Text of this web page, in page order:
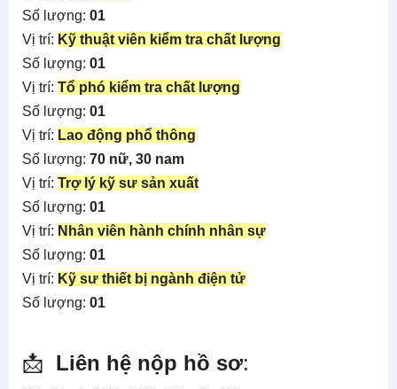
Số lượng: 01
Vị trí: Kỹ thuật viên kiểm tra chất lượng
Số lượng: 01
Vị trí: Tổ phó kiểm tra chất lượng
Số lượng: 01
Vị trí: Lao động phổ thông
Số lượng: 70 nữ, 30 nam
Vị trí: Trợ lý kỹ sư sản xuất
Số lượng: 01
Vị trí: Nhân viên hành chính nhân sự
Số lượng: 01
Vị trí: Kỹ sư thiết bị ngành điện tử
Số lượng: 01
📩 Liên hệ nộp hồ sơ: